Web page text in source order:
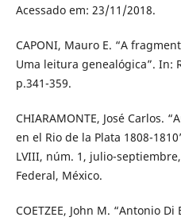
Acessado em: 23/11/2018.
CAPONI, Mauro E. “A
Uma leitura genealógica”. In:
p.341-359.
CHIARAMONTE, José Carlos.
en el Rio de la Plata 1808-
LVIII, núm. 1, julio-
Federal, México.
COETZEE, John M. “Antonio